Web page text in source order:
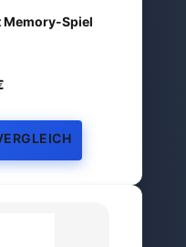
Memory-Spiel